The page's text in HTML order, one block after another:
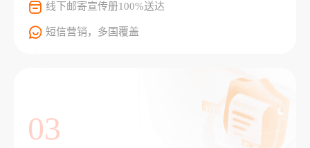
线下邮寄宣传册100%送达
短信营销，多国覆盖
03